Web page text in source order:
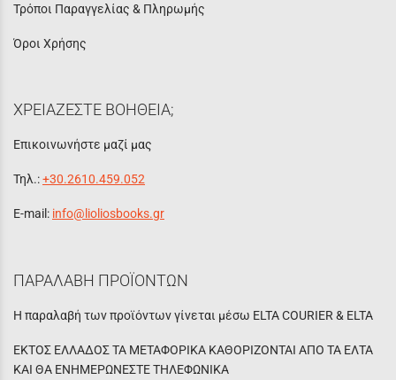
Τρόποι Παραγγελίας & Πληρωμής
Όροι Χρήσης
ΧΡΕΙΑΖΕΣΤΕ ΒΟΗΘΕΙΑ;
Επικοινωνήστε μαζί μας
Τηλ.:+30.2610.459.052
E-mail: info@lioliosbooks.gr
ΠΑΡΑΛΑΒΗ ΠΡΟΪΟΝΤΩΝ
Η παραλαβή των προϊόντων γίνεται μέσω ELTA COURIER & ELTA
ΕΚΤΟΣ ΕΛΛΑΔΟΣ ΤΑ ΜΕΤΑΦΟΡΙΚΑ ΚΑΘΟΡΙΖΟΝΤΑΙ ΑΠΟ ΤΑ ΕΛΤΑ
ΚΑΙ ΘΑ ΕΝΗΜΕΡΩΝΕΣΤΕ ΤΗΛΕΦΩΝΙΚΑ